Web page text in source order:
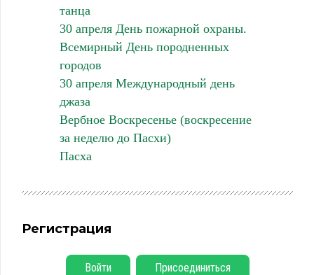
танца
30 апреля День пожарной охраны.
Всемирный День породненных
городов
30 апреля Международный день
джаза
Вербное Воскресенье (воскресение
за неделю до Пасхи)
Пасха
Регистрация
Войти Присоединиться